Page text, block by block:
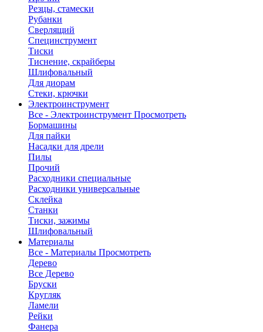
Резцы, стамески
Рубанки
Сверлящий
Специнструмент
Тиски
Тиснение, скрайберы
Шлифовальный
Для диорам
Стеки, крючки
Электроинструмент
Все - Электроинструмент Просмотреть
Бормашины
Для пайки
Насадки для дрели
Пилы
Прочий
Расходники специальные
Расходники универсальные
Склейка
Станки
Тиски, зажимы
Шлифовальный
Материалы
Все - Материалы Просмотреть
Дерево
Все Дерево
Бруски
Кругляк
Ламели
Рейки
Фанера